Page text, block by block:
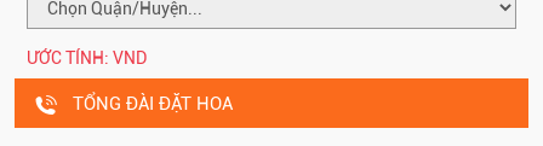
ƯỚC TÍNH: VND
TỔNG ĐÀI ĐẶT HOA